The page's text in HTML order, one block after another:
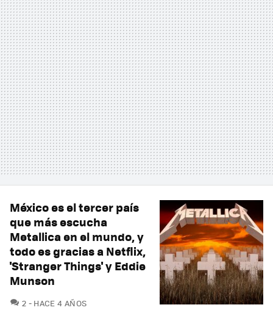
México es el tercer país
que más escucha
Metallica en el mundo, y
todo es gracias a Netflix,
'Stranger Things' y Eddie
Munson
2 COMENTARIOS
HACE 4 AÑOS